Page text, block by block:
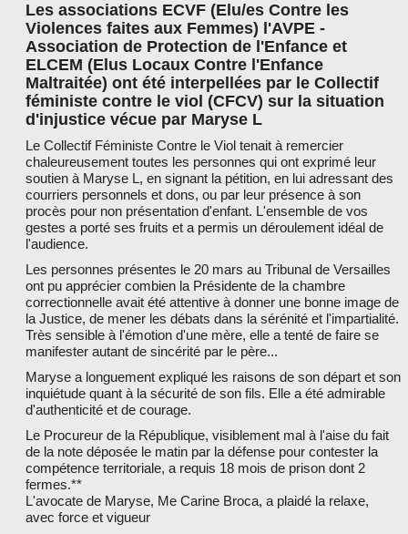
Les associations ECVF (Elu/es Contre les
Violences faites aux Femmes) l'AVPE -
Association de Protection de l'Enfance et
ELCEM (Elus Locaux Contre l'Enfance
Maltraitée) ont été interpellées par le Collectif
féministe contre le viol (CFCV) sur la situation
d'injustice vécue par Maryse L
Le Collectif Féministe Contre le Viol tenait à remercier
chaleureusement toutes les personnes qui ont exprimé leur
soutien à Maryse L, en signant la pétition, en lui adressant des
courriers personnels et dons, ou par leur présence à son
procès pour non présentation d'enfant. L'ensemble de vos
gestes a porté ses fruits et a permis un déroulement idéal de
l'audience.
Les personnes présentes le 20 mars au Tribunal de Versailles
ont pu apprécier combien la Présidente de la chambre
correctionnelle avait été attentive à donner une bonne image de
la Justice, de mener les débats dans la sérénité et l'impartialité.
Très sensible à l'émotion d'une mère, elle a tenté de faire se
manifester autant de sincérité par le père...
Maryse a longuement expliqué les raisons de son départ et son
inquiétude quant à la sécurité de son fils. Elle a été admirable
d'authenticité et de courage.
Le Procureur de la République, visiblement mal à l'aise du fait
de la note déposée le matin par la défense pour contester la
compétence territoriale, a requis 18 mois de prison dont 2
fermes.**
L'avocate de Maryse, Me Carine Broca, a plaidé la relaxe,
avec force et vigueur